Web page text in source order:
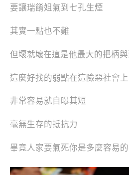
要讓瑞餚姐氣到七孔生煙
其實一點也不難
但壞就壞在這是他最大的把柄
這麼好找的弱點在這險惡社會上
非常容易就自曝其短
毫無生存的抵抗力
畢竟人家要氣死你是多麼容易的